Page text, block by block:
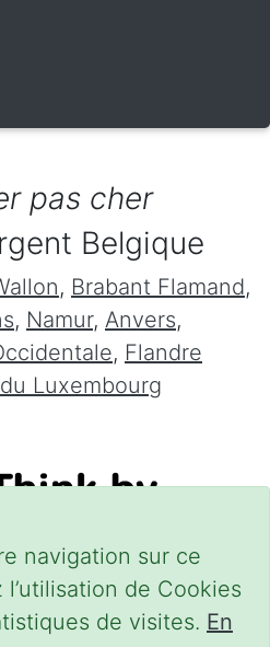
navigation sur ce
de Cookies
de visites. En
pas cher
Belgique
, Brabant Flamand,
, Namur, Anvers,
, Flandre
Luxembourg